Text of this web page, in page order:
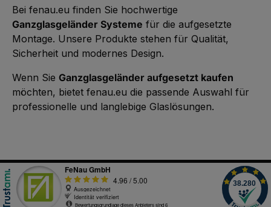
Bei fenau.eu finden Sie hochwertige
Ganzglasgeländer Systeme für die aufgesetzte
Montage. Unsere Produkte stehen für Qualität,
Sicherheit und modernes Design.
Wenn Sie Ganzglasgeländer aufgesetzt kaufen
möchten, bietet fenau.eu die passende Auswahl für
professionelle und langlebige Glaslösungen.